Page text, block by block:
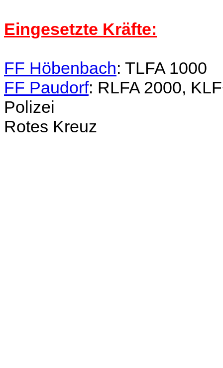
Eingesetzte Kräfte:
FF Höbenbach: TLFA 1000
FF Paudorf: RLFA 2000,
Polizei
Rotes Kreuz